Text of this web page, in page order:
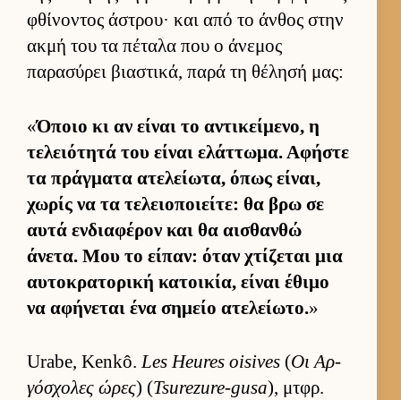
φθίνοντος άστρου· και από το άν­θος στην
ακμή του τα πέταλα που ο άνεμος
παρασύρει βια­στικά, παρά τη θέλησή μας:
«Όποιο κι αν εί­ναι το αντικεί­μενο, η
τελειότητά του εί­ναι ελάτ­τωμα. Αφήστε
τα πράγ­ματα ατελεί­ωτα, όπως εί­ναι,
χωρίς να τα τελειο­ποιεί­τε: θα βρω σε
αυτά εν­δια­φέρον και θα αι­σθανθώ
άνετα. Μου το εί­παν: όταν χτίζεται μια
αυ­τοκρατορική κατοι­κία, εί­ναι έθιμο
να αφήνεται ένα σημείο ατελεί­ωτο.»
Urabe, Kenkô.Les Heures oisives (Οι Αρ­
γόσχολες ώρες) (Tsurezure-gusa), μτ­φρ.